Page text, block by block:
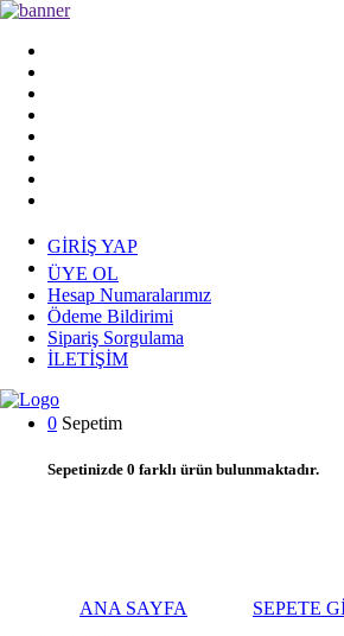
GİRİŞ YAP
ÜYE OL
Hesap Numaralarımız
Ödeme Bildirimi
Sipariş Sorgulama
İLETİŞİM
0 Sepetim
Sepetinizde 0 farklı ürün bulunmaktadır.
ANA SAYFA
SEPETE